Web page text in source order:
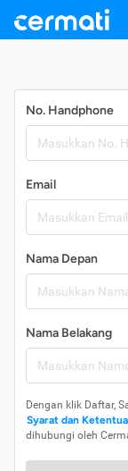
No. Handphone
Email
Nama Depan
Nama Belakang
Dengan klik Daftar,
Syarat dan
dihubungi oleh